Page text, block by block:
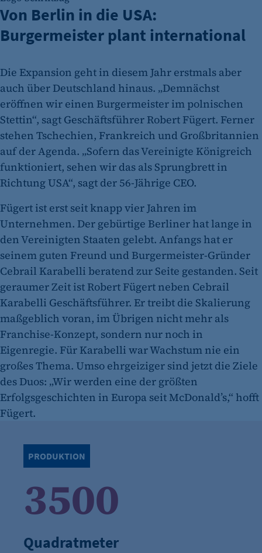
Von Berlin in die USA:
Burgermeister plant international
Die Expansion geht in diesem Jahr erstmals aber
auch über Deutschland hinaus. „Demnächst
eröffnen wir einen Burgermeister im polnischen
Stettin“, sagt Geschäftsführer Robert Fügert. Ferner
stehen Tschechien, Frankreich und Großbritannien
auf der Agenda. „Sofern das Vereinigte Königreich
funktioniert, sehen wir das als Sprungbrett in
Richtung USA“, sagt der 56-Jährige CEO.
Fügert ist erst seit knapp vier Jahren im
Unternehmen. Der gebürtige Berliner hat lange in
den Vereinigten Staaten gelebt. Anfangs hat er
seinem guten Freund und Burgermeister-Gründer
Cebrail Karabelli beratend zur Seite gestanden. Seit
geraumer Zeit ist Robert Fügert neben Cebrail
Karabelli Geschäftsführer. Er treibt die Skalierung
maßgeblich voran, im Übrigen nicht mehr als
Franchise-Konzept, sondern nur noch in
Eigenregie. Für Karabelli war Wachstum nie ein
großes Thema. Umso ehrgeiziger sind jetzt die Ziele
des Duos: „Wir werden eine der größten
Erfolgsgeschichten in Europa seit McDonald’s,“ hofft
Fügert.
PRODUKTION
3500
Quadratmeter